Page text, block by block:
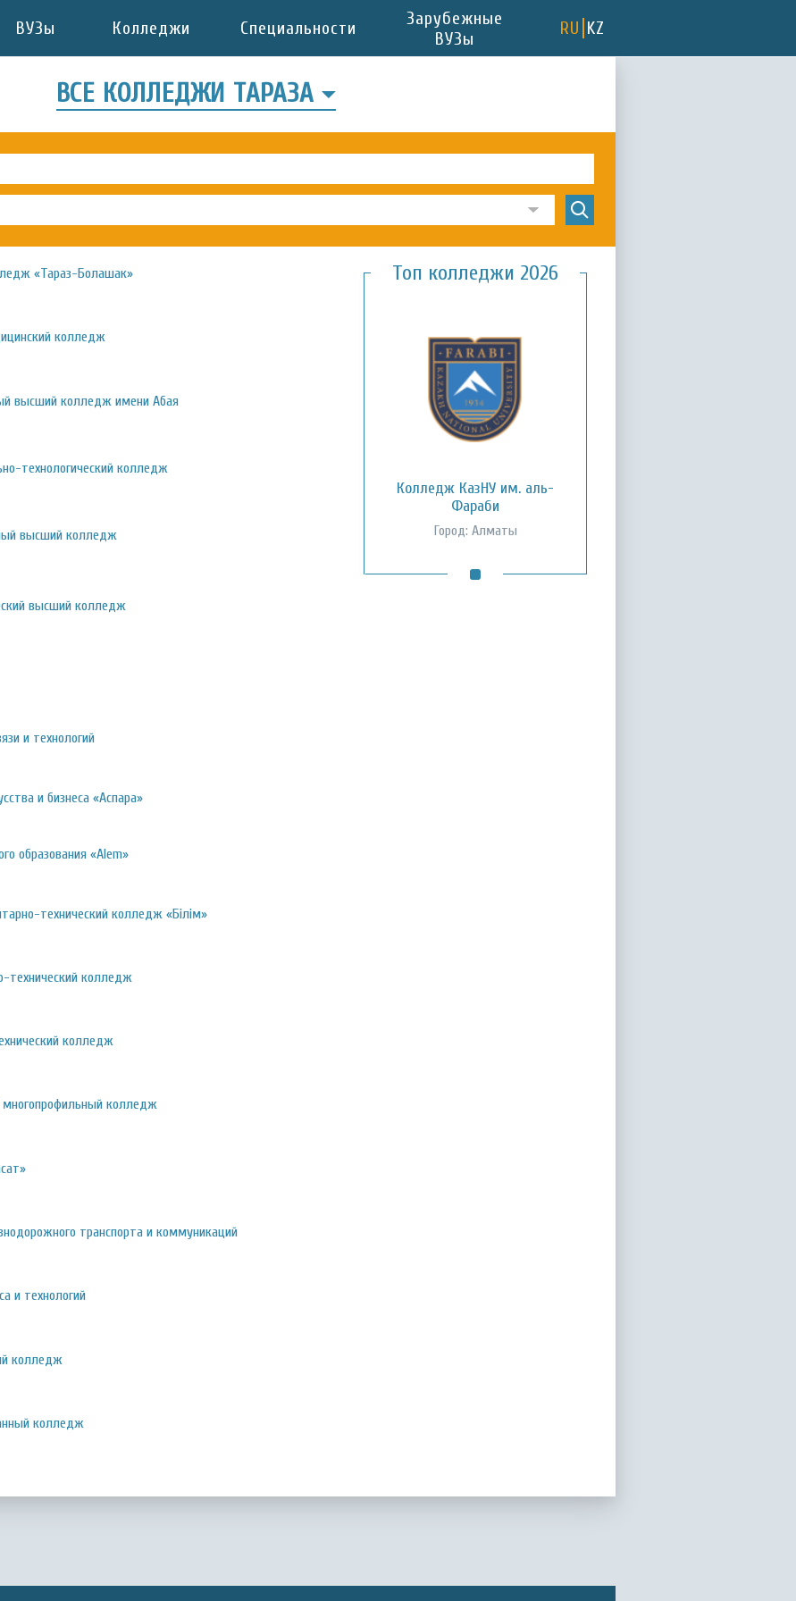
ВУЗы Колледжи Специальности
Зарубежные
ВУЗы
RU KZ
ВСЕ КОЛЛЕДЖИ ТАРАЗА
«Тараз-Болашак»
колледж
высший колледж имени Абая
технологический колледж
высший колледж
высший колледж
и технологий
и бизнеса «Аспара»
образования «Alem»
технический колледж «Білім»
технический колледж
колледж
многопрофильный колледж
транспорта и коммуникаций
и технологий
колледж
колледж
Топ колледжи 2026
Колледж КазНУ им. аль-
Фараби
Город: Алматы